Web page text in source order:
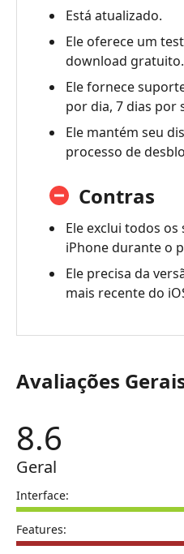
frequentes
do
iMyFone
LockWiper
Alternativa
de
iPhone
Aiseesoft
Está atualizado.
Ele oferece um
download gratuito.
Ele fornece
por dia, 7 dias por
Ele mantém seu
processo de
Contras
Ele exclui todos
iPhone durante o
Ele precisa da
mais recente do
Avaliações
8.6
Geral
Interface:
Features: